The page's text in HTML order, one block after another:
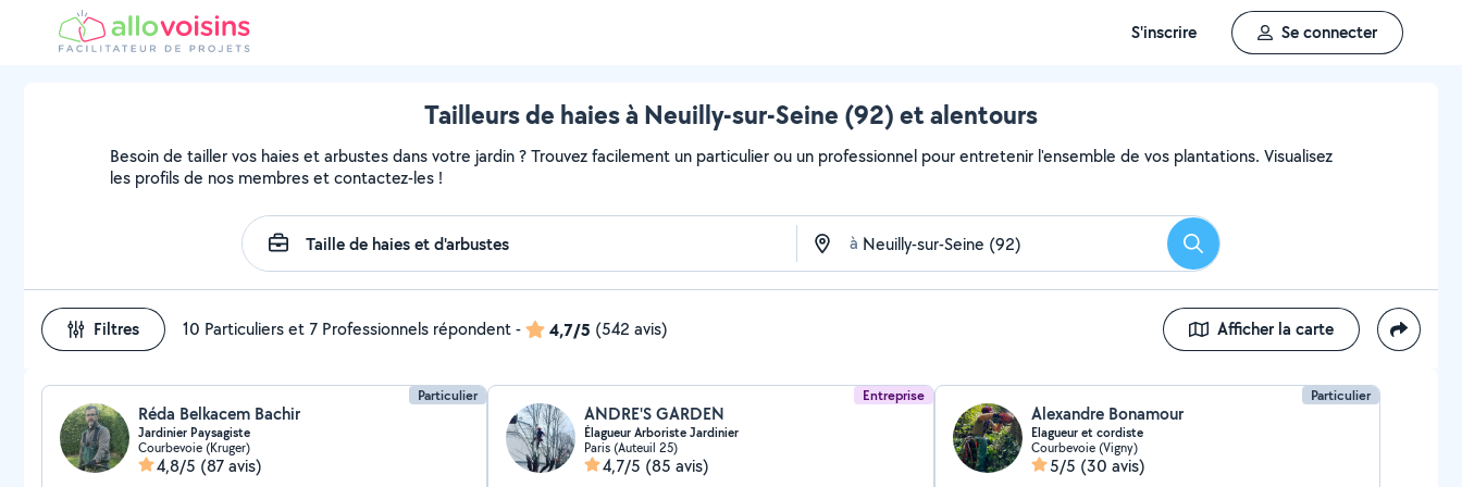
S'inscrire Se connecter
Tailleurs de haies à Neuilly-sur-Seine (92) et alentours
Besoin de tailler vos haies et arbustes dans votre jardin ? Trouvez facilement un particulier ou un professionnel pour entretenir l'ensemble de vos plantations. Visualisez
les profils de nos membres et contactez-les !
à Rechercher
Filtres 10 Particuliers et 7 Professionnels répondent- 4,7/5 (542 avis) Afficher la carte
Particulier
Réda Belkacem Bachir
Jardinier Paysagiste
Courbevoie (Kruger)
4,8/5 (87 avis)
Entreprise
ANDRE'S GARDEN
Élagueur Arboriste Jardinier
Paris (Auteuil 25)
4,7/5 (85 avis)
Particulier
Alexandre Bonamour
Elagueur et cordiste
Courbevoie (Vigny)
5/5 (30 avis)